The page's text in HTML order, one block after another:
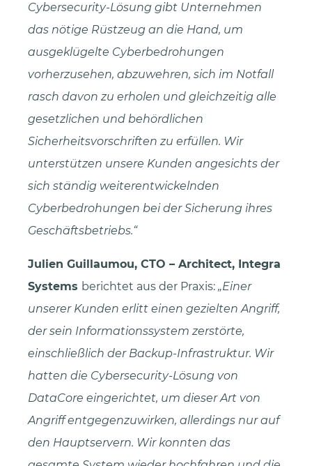
Cybersecurity-Lösung gibt Unternehmen
das nötige Rüstzeug an die Hand, um
ausgeklügelte Cyberbedrohungen
vorherzusehen, abzuwehren, sich im Notfall
rasch davon zu erholen und gleichzeitig alle
gesetzlichen und behördlichen
Sicherheitsvorschriften zu erfüllen. Wir
unterstützen unsere Kunden angesichts der
sich ständig weiterentwickelnden
Cyberbedrohungen bei der Sicherung ihres
Geschäftsbetriebs.“
Julien Guillaumou, CTO – Architect, Integra
Systems berichtet aus der Praxis: Einer
unserer Kunden erlitt einen gezielten Angriff,
der sein Informationssystem zerstörte,
einschließlich der Backup-Infrastruktur. Wir
hatten die Cybersecurity-Lösung von
DataCore eingerichtet, um dieser Art von
Angriff entgegenzuwirken, allerdings nur auf
den Hauptservern. Wir konnten das